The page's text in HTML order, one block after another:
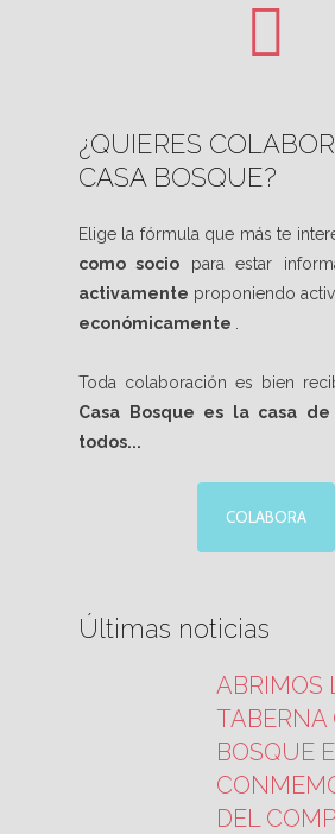
¿QUIERES
CASA BOSQUE?
Elige la fórmula que más te
como socio para estar
activamente proponiendo
económicamente
Toda colaboración es bien
Casa Bosque es la casa
todos...
COLABORA
Últimas noticias
ABRIMOS
TABERNA
BOSQUE
DEL